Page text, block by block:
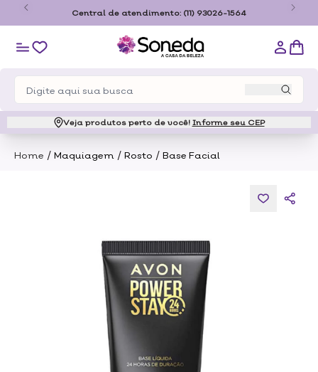
Central de atendimento: (11) 93026-1564
Veja produtos perto de você! Informe seu CEP
Home / Maquiagem / Rosto / Base Facial